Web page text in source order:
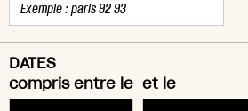
DATES
compris entre le et le